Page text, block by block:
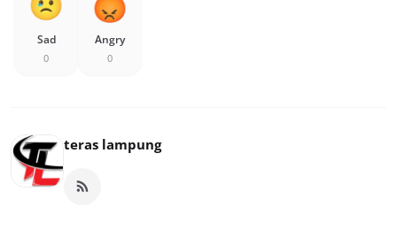
Sad
0
Angry
0
teras lampung